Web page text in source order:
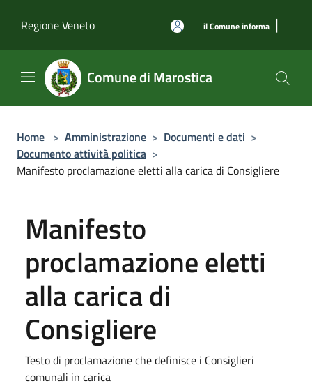
Regione Veneto
il Comune informa |
Comune di Marostica
Home > Amministrazione > Documenti e dati >
Documento attività politica >
Manifesto proclamazione eletti alla carica di Consigliere
Manifesto
proclamazione eletti
alla carica di
Consigliere
Testo di proclamazione che definisce i Consiglieri
comunali in carica